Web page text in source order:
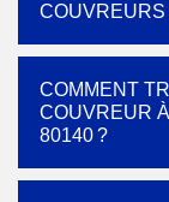
COUVREURS
COMMENT
COUVREUR
80140 ?